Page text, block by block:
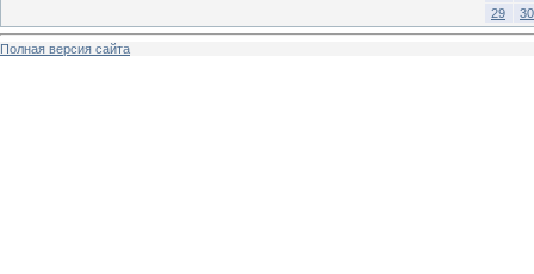
29
30
Полная версия сайта